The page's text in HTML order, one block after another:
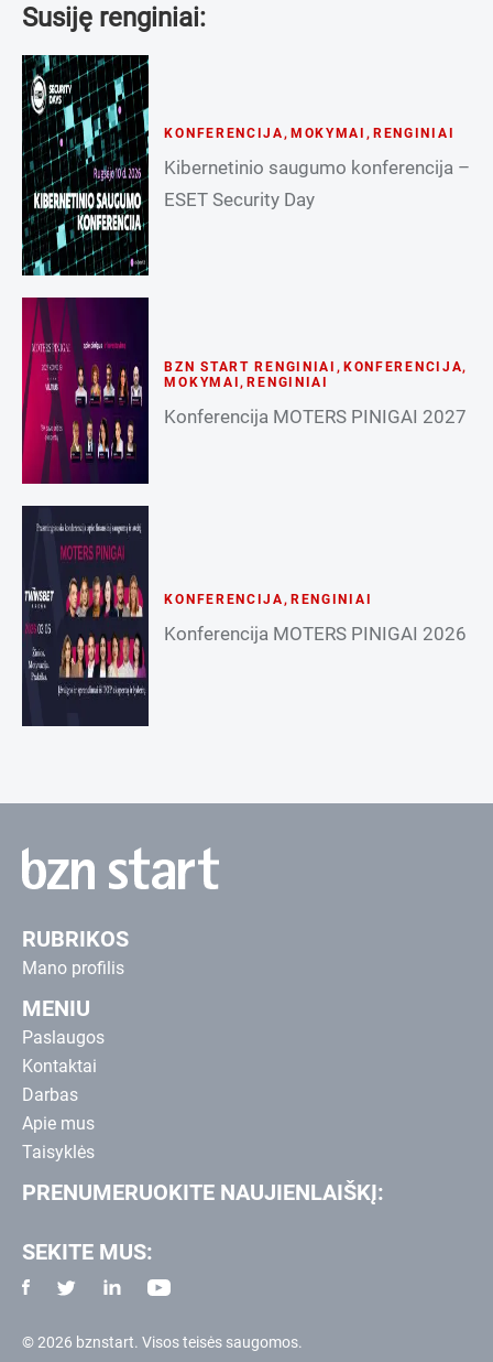
Susiję renginiai:
KONFERENCIJA , MOKYMAI , RENGINIAI
Kibernetinio saugumo konferencija –
ESET Security Day
BZN START RENGINIAI , KONFERENCIJA,
MOKYMAI ,RENGINIAI
Konferencija MOTERS PINIGAI 2027
KONFERENCIJA, RENGINIAI
Konferencija MOTERS PINIGAI 2026
RUBRIKOS
Mano profilis
MENIU
Paslaugos
Kontaktai
Darbas
Apie mus
Taisyklės
PRENUMERUOKITE NAUJIENLAIŠKĮ:
SEKITE MUS:
© 2026 bznstart. Visos teisės saugomos.